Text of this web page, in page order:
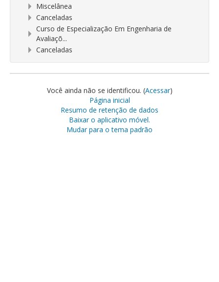
Miscelânea
Canceladas
Curso de Especialização Em Engenharia de
Avaliaçõ...
Canceladas
Você ainda não se identificou. (Acessar)
Página inicial
Resumo de retenção de dados
Baixar o aplicativo móvel.
Mudar para o tema padrão